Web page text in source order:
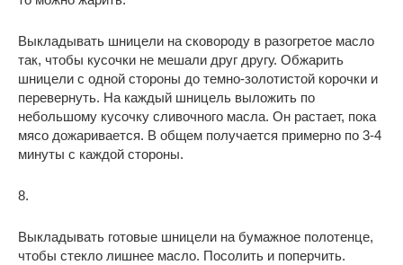
Выкладывать шницели на сковороду в разогретое масло
так, чтобы кусочки не мешали друг другу. Обжарить
шницели с одной стороны до темно-золотистой корочки и
перевернуть. На каждый шницель выложить по
небольшому кусочку сливочного масла. Он растает, пока
мясо дожаривается. В общем получается примерно по 3-4
минуты с каждой стороны.
8.
Выкладывать готовые шницели на бумажное полотенце,
чтобы стекло лишнее масло. Посолить и поперчить.